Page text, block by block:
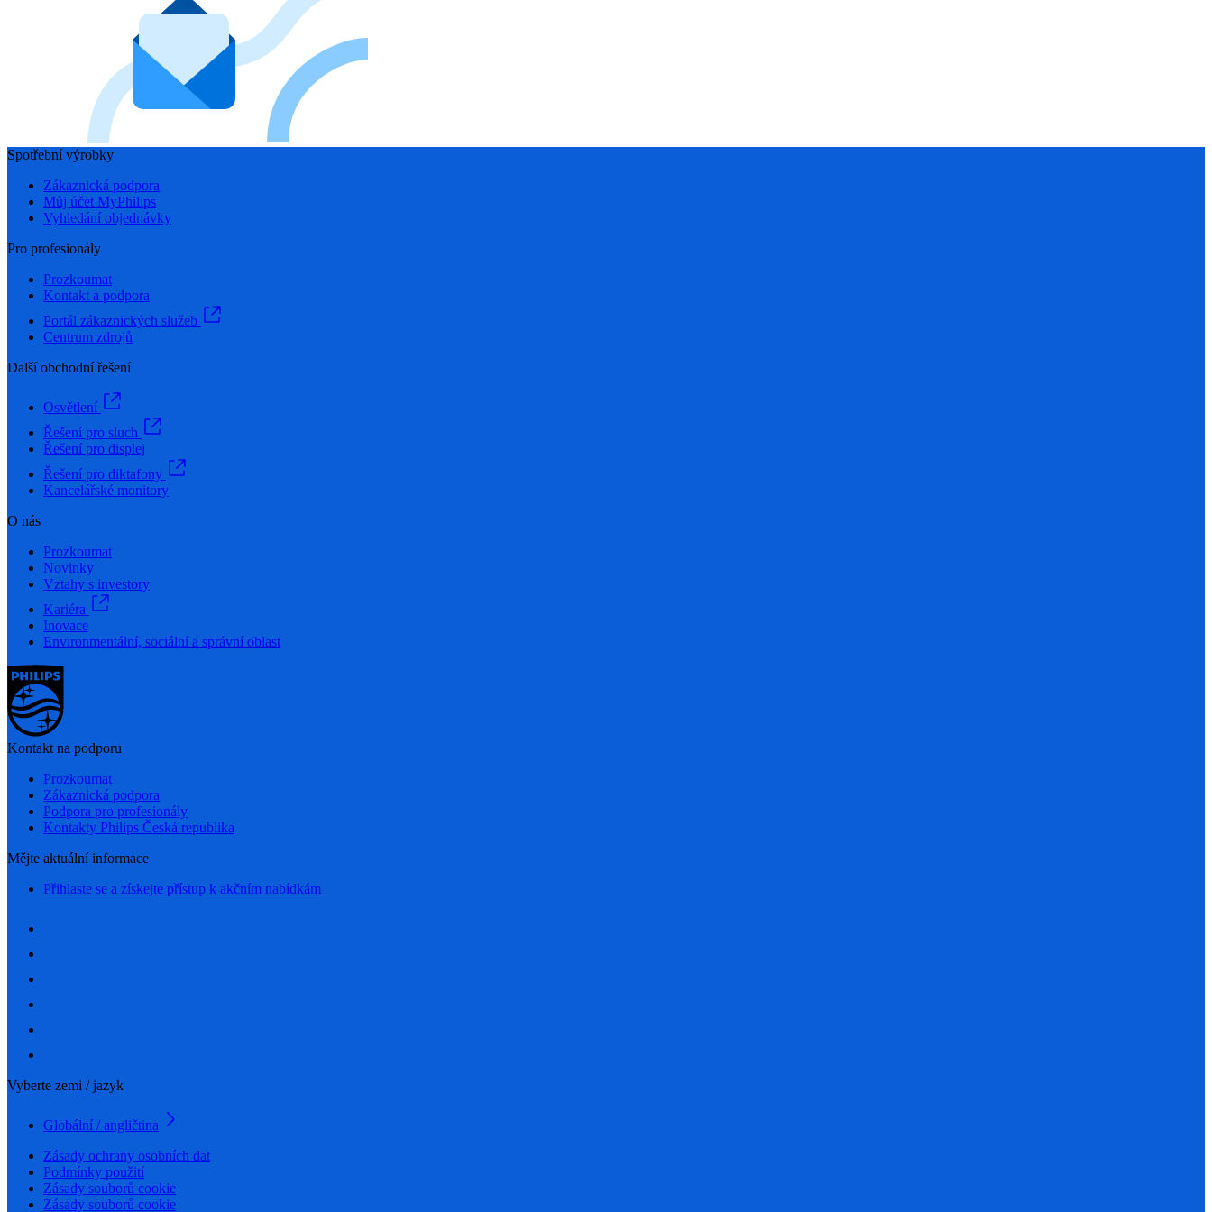
Spotřební výrobky
Zákaznická podpora
Můj účet MyPhilips
Vyhledání objednávky
Pro profesionály
Prozkoumat
Kontakt a podpora
Portál zákaznických služeb
Centrum zdrojů
Další obchodní řešení
Osvětlení
Řešení pro sluch
Řešení pro displej
Řešení pro diktafony
Kancelářské monitory
O nás
Prozkoumat
Novinky
Vztahy s investory
Kariéra
Inovace
Environmentální, sociální a správní oblast
Kontakt na podporu
Prozkoumat
Zákaznická podpora
Podpora pro profesionály
Kontakty Philips Česká republika
Mějte aktuální informace
Přihlaste se a získejte přístup k akčním nabídkám
Vyberte zemi / jazyk
Globální / angličtina
Zásady ochrany osobních dat
Podmínky použití
Zásady souborů cookie
Zásady souborů cookie